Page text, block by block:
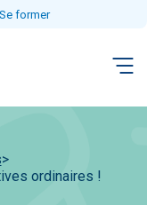
Se former
>
ordinaires !